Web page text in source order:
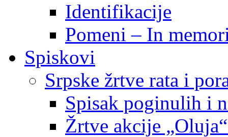
Identifikacije
Pomeni – In
Spiskovi
Srpske žrtve rata i
Spisak poginulih i
Žrtve akcije